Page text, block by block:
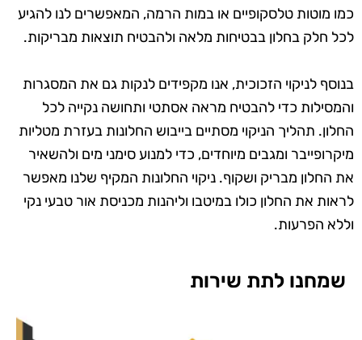
כמו מוטות טלסקופיים או במות הרמה, המאפשרים לנו להגיע
לכל חלק בחלון בבטיחות מלאה ולהבטיח תוצאות מבריקות.
בנוסף לניקוי הזכוכית, אנו מקפידים לנקות גם את המסגרות
והמסילות כדי להבטיח מראה אסתטי ותחושה נקייה לכל
החלון. תהליך הניקוי מסתיים בייבוש החלונות בעזרת מטליות
מיקרופייבר ומגבים מיוחדים, כדי למנוע סימני מים ולהשאיר
את החלון מבריק ושקוף. ניקוי החלונות המקיף שלנו מאפשר
לראות את החלון כולו במיטבו וליהנות מכניסת אור טבעי נקי
וללא הפרעות.
שמחנו לתת שירות